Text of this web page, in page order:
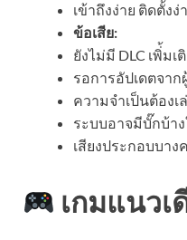
เข้าถึงง่าย ติดตั้งง่
ข้อเสีย:
ยังไม่มี DLC เพิ่้มเ
รอการอัปเดตจา
ความจำเป็นต้อง
ระบบอาจมีบั๊กบ้า
เสียงประกอบบาง
เกมแนว